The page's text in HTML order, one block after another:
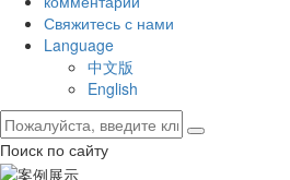
Свяжитесь с нами
Language
中文版
English
Поиск по сайту